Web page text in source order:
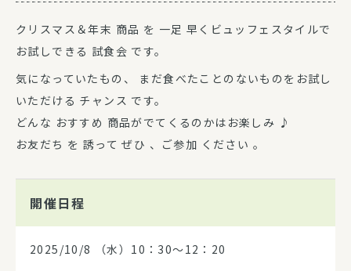
クリスマス＆年末 商品 を 一足 早くビュッフェスタイルで
お試しできる 試食会 です。
気になっていたもの、 まだ食べたことのないものをお試し
いただける チャンス です。
どんな おすすめ 商品がでてくるのかはお楽しみ ♪
お友だち を 誘って ぜひ 、ご参加 ください 。
開催日程
2025/10/8 （水）10：30～12：20